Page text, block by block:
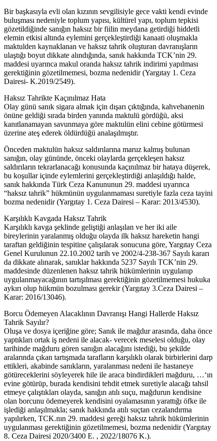
Bir başkasıyla evli olan kızının sevgilisiyle gece vakti kendi evinde
buluşması nedeniyle toplum yapısı, kültürel yapı, toplum tepkisi
gözetildiğinde sanığın haksız bir fiilin meydana getirdiği hiddetli
elemin etkisi altında eylemini gerçekleştirdiği kanaati oluşmakla
maktulden kaynaklanan ve haksız tahrik oluşturan davranışların
ulaştığı boyut dikkate alındığında, sanık hakkında TCK’nin 29.
maddesi uyarınca makul oranda haksız tahrik indirimi yapılması
gerektiğinin gözetilmemesi, bozma nedenidir (Yargıtay 1. Ceza
Dairesi- K.2019/2549).
Haksız Tahrikte Kaçınılmaz Hata
Olay günü sanık sigara almak için dışarı çıktığında, kahvehanenin
önüne geldiği sırada birden yanında maktulü gördüğü, aksi
kanıtlanamayan savunmaya göre maktulün elini cebine götürmesi
üzerine ateş ederek öldürdüğü analaşılmıştır.
Önceden maktulün haksız saldırılarına maruz kalmış bulunan
sanığın, olay gününde, önceki olaylarda gerçekleşen haksız
saldırıların tekrarlanacağı konusunda kaçınılmaz bir hataya düşerek,
bu koşullar içinde eylemlerini gerçekleştirdiği anlaşıldığı halde,
sanık hakkında Türk Ceza Kanununun 29. maddesi uyarınca
“haksız tahrik” hükmünün uygulanmaması suretiyle fazla ceza tayini
bozma nedenidir (Yargıtay 1. Ceza Dairesi – Karar: 2013/4530).
Karşılıklı Kavgada Haksız Tahrik
Karşılıklı kavga şeklinde geliştiği anlaşılan ve her iki aile
bireylerinin yaralanmış olduğu olayda ilk haksız hareketin hangi
taraftan geldiğinin tespitine çalışılarak sonucuna göre, Yargıtay Ceza
Genel Kurulunun 22.10.2002 tarih ve 2002/4-238-367 Sayılı kararı
da dikkate alınarak, sanıklar hakkında 5237 Sayılı TCK’nin 29.
maddesinde düzenlenen haksız tahrik hükümlerinin uygulanıp
uygulanmayacağının tartışılması gerektiğinin gözetilmemesi hukuka
aykırı olup hükmün bozulması gerekir (Yargıtay 3.Ceza Dairesi –
Karar: 2016/13046).
Borcu Ödemeyen Alacaklının Davranışı Hangi Hallerde Haksız
Tahrik Sayılır?
Oluşa ve dosya içeriğine göre; Sanık ile mağdur arasında, daha önce
yaptıkları ortak iş nedeni ile alacak- verecek meselesi olduğu, olay
tarihinde mağduru gören sanığın alacağını istediği, bu şekilde
aralarında çıkan tartışmada tarafların karşılıklı olarak birbirlerini darp
ettikleri, akabinde sanıkların, yaralanması nedeni ile hastaneye
götüreceklerini söyleyerek hile ile araca bindirdikleri mağduru, …‘ın
evine götürüp, burada kendisini tehdit etmek suretiyle alacağı tahsil
etmeye çalıştıkları olayda, sanığın atılı suçu, mağdurun kendisine
olan borcunu ödemeyerek kendisini oyalamasının yarattığı öfke ile
işlediği anlaşılmakla; sanık hakkında atılı suçtan cezalandırma
yapılırken, TCK.nın 29. maddesi gereği haksız tahrik hükümlerinin
uygulanması gerektiğinin gözetilmemesi, bozma nedenidir (Yargıtay
8. Ceza Dairesi 2020/3400 E. , 2022/18076 K.).